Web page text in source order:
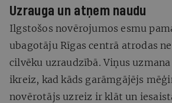
Uzrauga un atņem naudu
Ilgstošos novērojumos esmu
ubagotāju Rīgas centrā atrodas
cilvēku uzraudzībā. Viņus
ikreiz, kad kāds garāmgājējs
novērotājs uzreiz ir klāt un